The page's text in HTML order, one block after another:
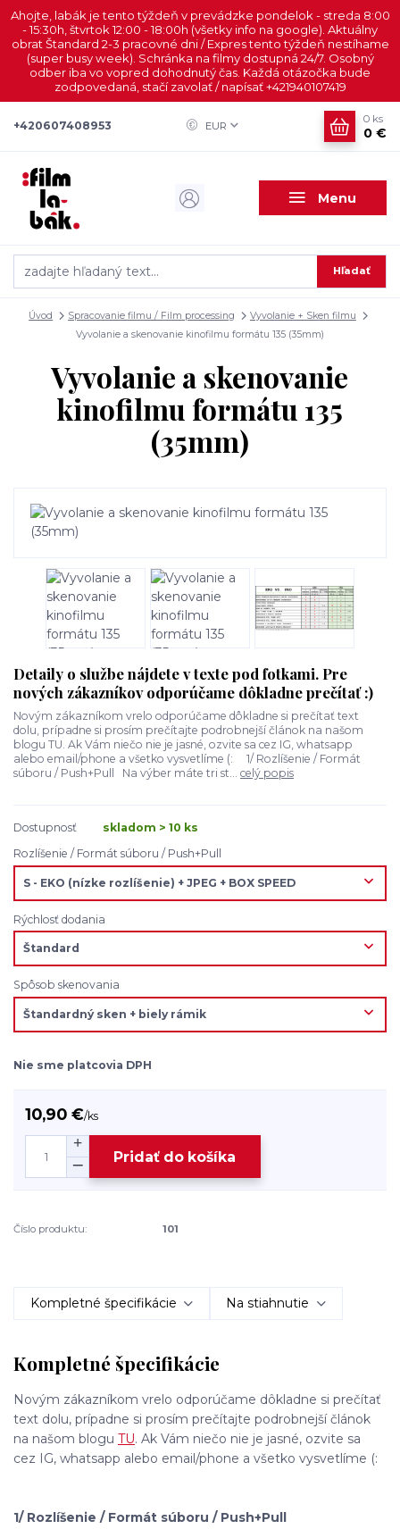
Ahojte, labák je tento týždeň v prevádzke pondelok - streda 8:00
- 15:30h, štvrtok 12:00 - 18:00h (všetky info na google). Aktuálny
obrat Štandard 2-3 pracovné dni / Expres tento týždeň nestíhame
(super busy week). Schránka na filmy dostupná 24/7. Osobný
odber iba vo vopred dohodnutý čas. Každá otázočka bude
zodpovedaná, stačí zavolať / napísať +421940107419
Menu
EUR
Hľadať
+420607408953
0 ks
0 €
Úvod Spracovanie filmu / Film processing
Vyvolanie + Sken filmu
Vyvolanie a skenovanie kinofilmu formátu 135 (35mm)
Vyvolanie a skenovanie
kinofilmu formátu 135
(35mm)
Detaily o službe nájdete v texte pod fotkami. Pre
nových zákazníkov odporúčame dôkladne prečítať :)
Novým zákazníkom vrelo odporúčame dôkladne si prečítať text
dolu, prípadne si prosím prečítajte podrobnejší článok na našom
blogu TU. Ak Vám niečo nie je jasné, ozvite sa cez IG, whatsapp
alebo email/phone a všetko vysvetlíme (: 1/ Rozlíšenie / Formát
súboru / Push+Pull Na výber máte tri st... celý popis
Dostupnosť
skladom > 10 ks
Rozlíšenie / Formát súboru / Push+Pull
Rýchlosť dodania
Spôsob skenovania
Nie sme platcovia DPH
10,90 €/ks
Pridať do košíka
Číslo produktu: 101
Kompletné špecifikácie Na stiahnutie
Kompletné špecifikácie
Novým zákazníkom vrelo odporúčame dôkladne si prečítať
text dolu, prípadne si prosím prečítajte podrobnejší článok
na našom blogu TU. Ak Vám niečo nie je jasné, ozvite sa
cez IG, whatsapp alebo email/phone a všetko vysvetlíme (:
1/ Rozlíšenie / Formát súboru / Push+Pull